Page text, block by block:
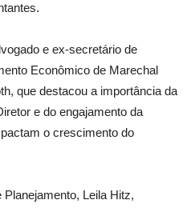
e ex-secretário de
Econômico de Marechal
que destacou a importância da
e do engajamento da
o crescimento do
Leila Hitz,